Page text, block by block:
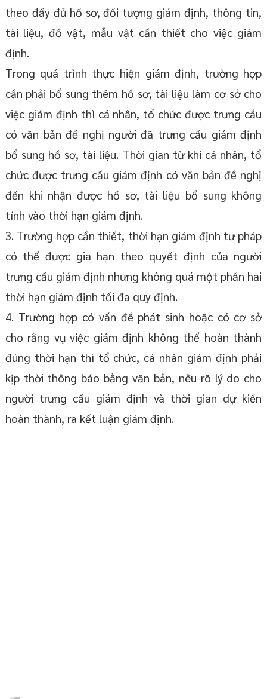
theo đầy đủ hồ sơ, đối tượng giám định, thông tin,
tài liệu, đồ vật, mẫu vật cần thiết cho việc giám
định.
Trong quá trình thực hiện giám định, trường hợp
cần phải bổ sung thêm hồ sơ, tài liệu làm cơ sở cho
việc giám định thì cá nhân, tổ chức được trưng cầu
có văn bản đề nghị người đã trưng cầu giám định
bổ sung hồ sơ, tài liệu. Thời gian từ khi cá nhân, tổ
chức được trưng cầu giám định có văn bản đề nghị
đến khi nhận được hồ sơ, tài liệu bổ sung không
tính vào thời hạn giám định.
3. Trường hợp cần thiết, thời hạn giám định tư pháp
có thể được gia hạn theo quyết định của người
trưng cầu giám định nhưng không quá một phần hai
thời hạn giám định tối đa quy định.
4. Trường hợp có vấn đề phát sinh hoặc có cơ sở
cho rằng vụ việc giám định không thể hoàn thành
đúng thời hạn thì tổ chức, cá nhân giám định phải
kịp thời thông báo bằng văn bản, nêu rõ lý do cho
người trưng cầu giám định và thời gian dự kiến
hoàn thành, ra kết luận giám định.